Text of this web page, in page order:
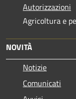
Autorizzazioni
Agricoltura e
NOVITÀ
Notizie
Comunicati